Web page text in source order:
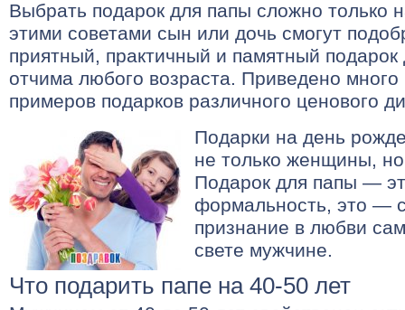
Выбрать подарок для папы сложно только
этими советами сын или дочь смогут
приятный, практичный и памятный подарок
отчима любого возраста. Приведено много
примеров подарков различного ценового
Подарки на день
не только женщины,
Подарок для папы —
формальность, это —
признание в любви
свете мужчине.
Что подарить папе на 40-50 лет